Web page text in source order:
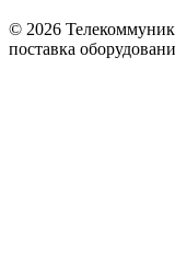
© 2026
поставка